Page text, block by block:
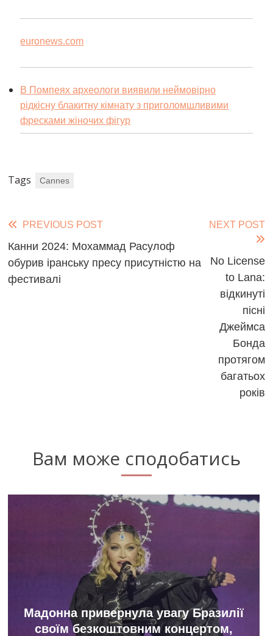
euronews.com
В Помпеях археологи виявили неймовірно
рідкісну блакитну кімнату з приголомшливими
фресками жіночих фігур
Tags Cannes
Read
more
articles
PREVIOUS POST
Канни 2024: Мохаммад Расулоф
обурив іранську пресу присутністю на
фестивалі
NEXT POST
No License
to Lana:
відкинуті
пісні
Джеймса
Бонда
протягом
багатьох
років
Вам може сподобатись
Мадонна привернула увагу Бразилії
своїм безкоштовним концертом,